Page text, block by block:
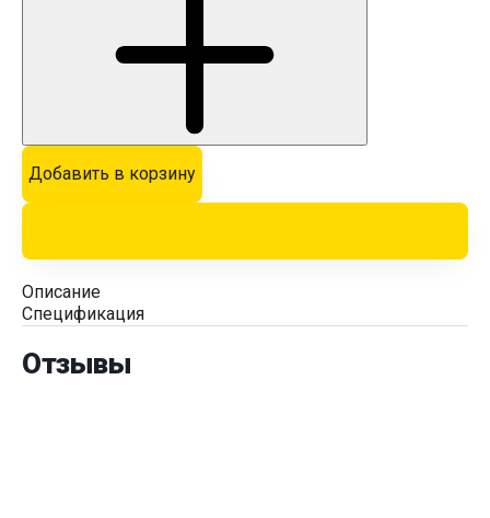
Добавить в корзину
Описание
Спецификация
Отзывы